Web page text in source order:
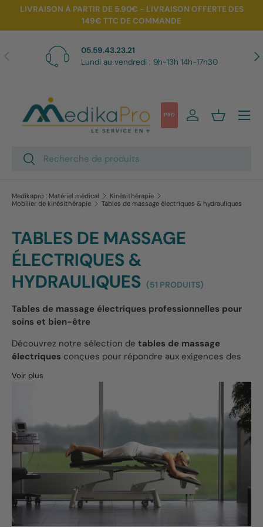
Aller au contenu
LIVRAISON À PARTIR DE 5.90€ - LIVRAISON OFFERTE DES
149€ TTC DE COMMANDE
Précédent
05.59.43.23.21
Lundi au vendredi : 9h-13h 14h-17h30
Recherche
Rechercher
PRO Se connecter
Panier
Menu
Medikapro : Matériel médical
Kinésithérapie
Mobilier de kinésithérapie
Tables de massage électriques & hydrauliques
TABLES DE MASSAGE
ÉLECTRIQUES &
HYDRAULIQUES (51 PRODUITS)
Tables de massage électriques professionnelles pour
soins et bien-être
Découvrez notre sélection de tables de massage
électriques conçues pour répondre aux exigences des
professionnels de santé, du bien-être et de l'esthétique.
Adaptées aux cabinets de kinésithérapie, centres de
soins, instituts de beauté ou cabinets d’ostéopathie, ces
comme pour le patient.
Nos modèles sont
électriques, robustes et silencieux
avec un réglage en hauteur facilité grâce à une
commande manuelle ou pédale. Vous trouverez des
options à
1 à 5 plansavec dossier inclinable, têtière
amovible ou accoudoirs réglables. Le revêtement en
simili cuir médical est facile à désinfecter, garantissant
une hygiène parfaite.
Voir plus